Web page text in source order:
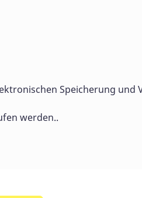
Speicherung und
werden..